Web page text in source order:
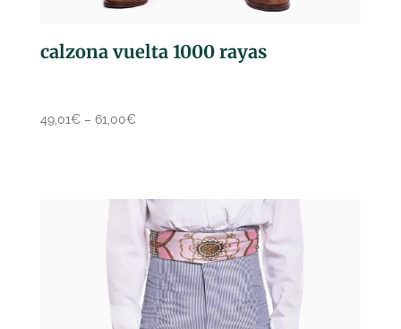
calzona vuelta 1000 rayas
49,01€– 61,00€